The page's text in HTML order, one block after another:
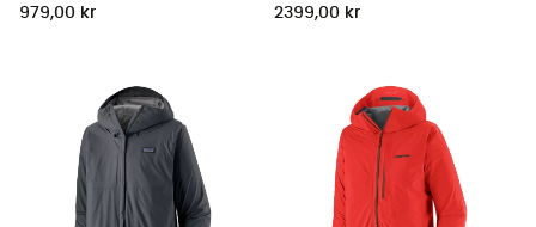
979,00 kr 2399,00 kr